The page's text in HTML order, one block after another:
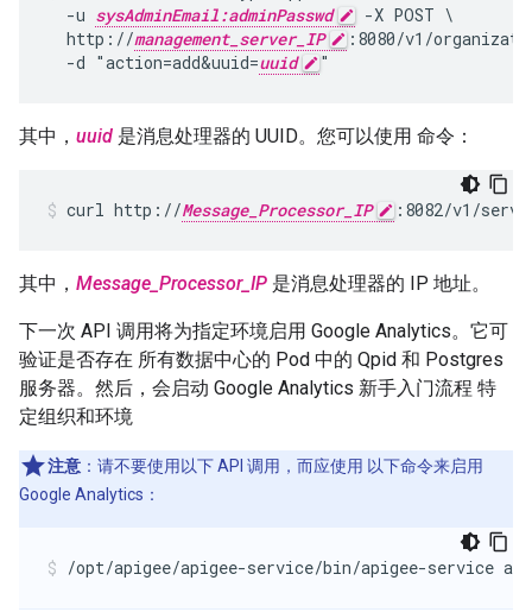
  -u
sysAdminEmail:adminPasswd
-X POST \
  http://
management_server_IP
:8080/v1/
  -d "action=add&uuid=
uuid
其中， uuid 是消息处理器的 UUID。您可以使用 命令：
curl http://Message_Processor_IP :8082/v1/
其中， Message_Processor_IP 是消息处理器的 IP 地址。
下一次 API 调用将为指定环境启用 Google Analytics。它可
验证是否存在 所有数据中心的 Pod 中的 Qpid 和 Postgres
服务器。然后，会启动 Google Analytics 新手入门流程 特
定组织和环境
注意 ：请不要使用以下 API 调用，而应使用 以下命令来启用
Google Analytics：
/opt/apigee/apigee-service/bin/apigee-service